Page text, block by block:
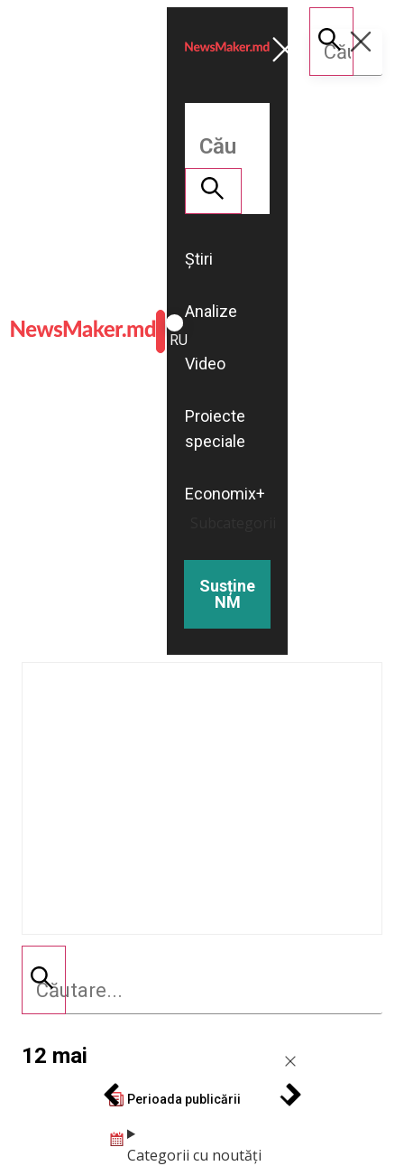
ROMÂNĂ
RU
Știri
Analize
Video
Proiecte
speciale
Economix+
Susține
NM
12 mai
Perioada publicării
Categorii cu noutăți